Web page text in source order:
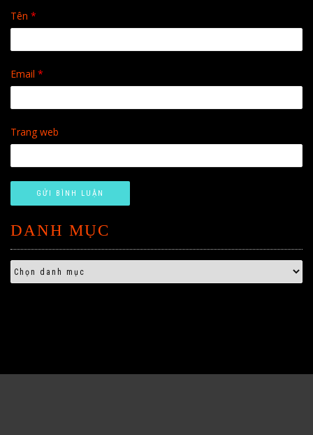
Tên *
Email *
Trang web
DANH MỤC